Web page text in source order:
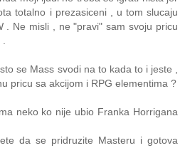
totalno i prezasiceni , u tom slucaju
. Ne misli , ne "pravi" sam svoju pricu
se Mass svodi na to kada to i jeste ,
pricu sa akcijom i RPG elementima ?
neko ko nije ubio Franka Horrigana
da se pridruzite Masteru i gotova